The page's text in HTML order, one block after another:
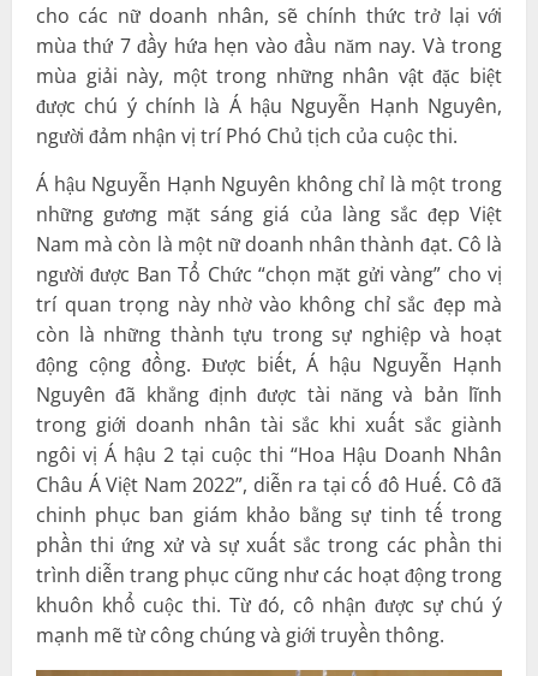
cho các nữ doanh nhân, sẽ chính thức trở lại với
mùa thứ 7 đầy hứa hẹn vào đầu năm nay. Và trong
mùa giải này, một trong những nhân vật đặc biệt
được chú ý chính là Á hậu Nguyễn Hạnh Nguyên,
người đảm nhận vị trí Phó Chủ tịch của cuộc thi.
Á hậu Nguyễn Hạnh Nguyên không chỉ là một trong
những gương mặt sáng giá của làng sắc đẹp Việt
Nam mà còn là một nữ doanh nhân thành đạt. Cô là
người được Ban Tổ Chức “chọn mặt gửi vàng” cho vị
trí quan trọng này nhờ vào không chỉ sắc đẹp mà
còn là những thành tựu trong sự nghiệp và hoạt
động cộng đồng. Được biết, Á hậu Nguyễn Hạnh
Nguyên đã khẳng định được tài năng và bản lĩnh
trong giới doanh nhân tài sắc khi xuất sắc giành
ngôi vị Á hậu 2 tại cuộc thi “Hoa Hậu Doanh Nhân
Châu Á Việt Nam 2022”, diễn ra tại cố đô Huế. Cô đã
chinh phục ban giám khảo bằng sự tinh tế trong
phần thi ứng xử và sự xuất sắc trong các phần thi
trình diễn trang phục cũng như các hoạt động trong
khuôn khổ cuộc thi. Từ đó, cô nhận được sự chú ý
mạnh mẽ từ công chúng và giới truyền thông.